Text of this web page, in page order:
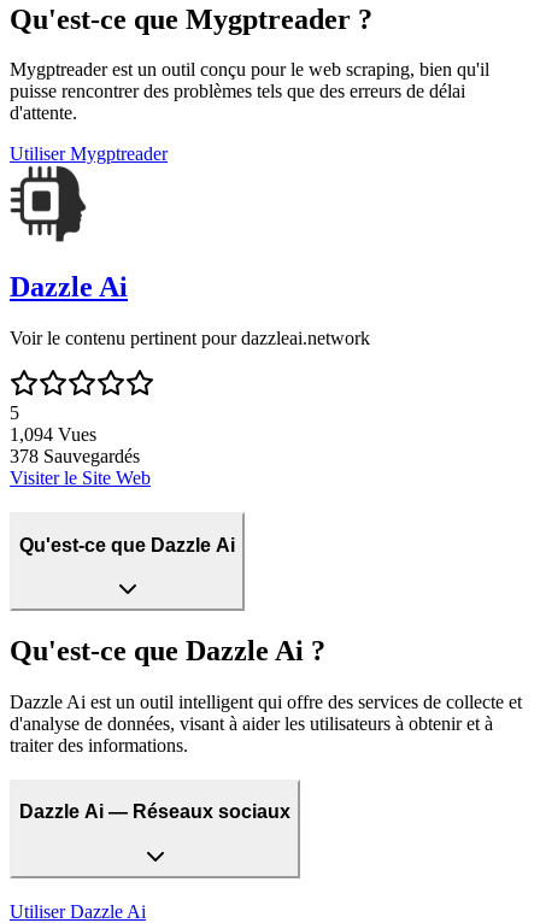
Qu'est-ce que Mygptreader ?
Mygptreader est un outil conçu pour le web scraping, bien qu'il
puisse rencontrer des problèmes tels que des erreurs de délai
d'attente.
Utiliser Mygptreader
Dazzle Ai
Voir le contenu pertinent pour dazzleai.network
5
1,094 Vues
378 Sauvegardés
Visiter le Site Web
Qu'est-ce que Dazzle Ai
Qu'est-ce que Dazzle Ai ?
Dazzle Ai est un outil intelligent qui offre des services de collecte et
d'analyse de données, visant à aider les utilisateurs à obtenir et à
traiter des informations.
Dazzle Ai — Réseaux sociaux
Utiliser Dazzle Ai